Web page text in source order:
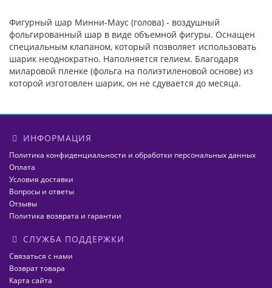
Фигурный шар Минни-Маус (голова) - воздушный
фольгированный шар в виде объемной фигуры. Оснащен
специальным клапаном, который позволяет использовать
шарик неоднократно. Наполняется гелием. Благодаря
миларовой пленке (фольга на полиэтиленовой основе) из
которой изготовлен шарик, он не сдувается до месяца.
ИНФОРМАЦИЯ
Политика конфиденциальности и обработки персональных данных
Оплата
Условия доставки
Вопросы и ответы
Отзывы
Политика возврата и гарантии
СЛУЖБА ПОДДЕРЖКИ
Связаться с нами
Возврат товара
Карта сайта